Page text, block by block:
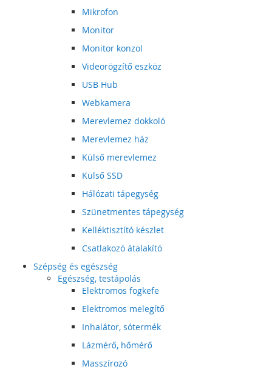
Mikrofon
Monitor
Monitor konzol
Videorögzítő eszköz
USB Hub
Webkamera
Merevlemez dokkoló
Merevlemez ház
Külső merevlemez
Külső SSD
Hálózati tápegység
Szünetmentes tápegység
Kelléktisztító készlet
Csatlakozó átalakító
Szépség és egészség
Egészség, testápolás
Elektromos fogkefe
Elektromos melegítő
Inhalátor, sótermék
Lázmérő, hőmérő
Masszírozó